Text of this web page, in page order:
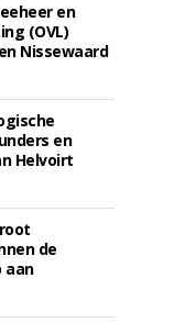
en
(OVL)
Nissewaard
en
Helvoirt
de
aan